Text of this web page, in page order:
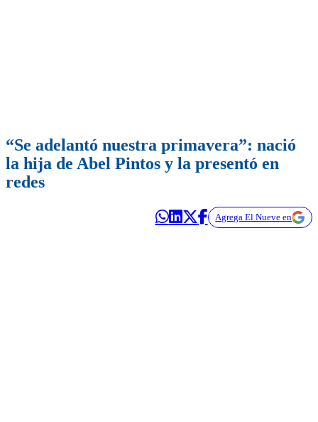
“Se adelantó nuestra primavera”: nació
la hija de Abel Pintos y la presentó en
redes
Agrega El Nueve en